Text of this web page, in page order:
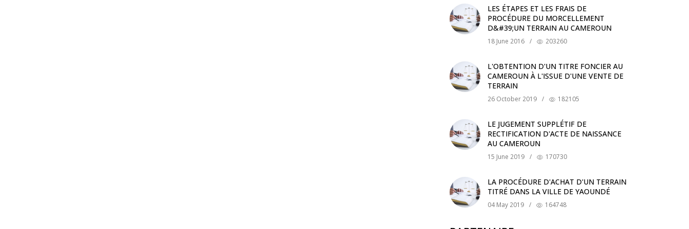
LES ÉTAPES ET LES FRAIS DE
PROCÉDURE DU MORCELLEMENT
D&#39;UN TERRAIN AU CAMEROUN
18 June 2016 / 203260
L'OBTENTION D'UN TITRE FONCIER AU
CAMEROUN À L'ISSUE D'UNE VENTE DE
TERRAIN
26 October 2019 / 182105
LE JUGEMENT SUPPLÉTIF DE
RECTIFICATION D'ACTE DE NAISSANCE
AU CAMEROUN
15 June 2019 / 170730
LA PROCÉDURE D'ACHAT D'UN TERRAIN
TITRÉ DANS LA VILLE DE YAOUNDÉ
04 May 2019 / 164748